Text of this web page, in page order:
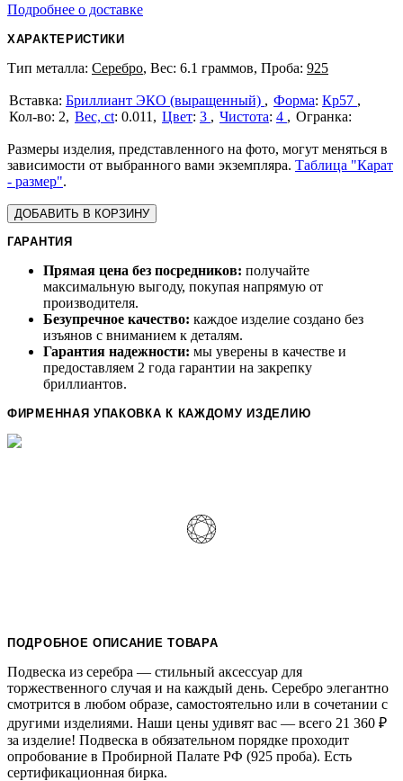
Подробнее о доставке
ХАРАКТЕРИСТИКИ
Тип металла: Серебро, Вес: 6.1 граммов, Проба: 925
Бриллиант ЭКО (выращенный) Форма: Кр57
2
Вес, ct: 0.011 Цвет: 3 Чистота: 4
Размеры изделия, представленного на фото, могут меняться в
зависимости от выбранного вами экземпляра. Таблица "Карат
- размер".
ДОБАВИТЬ В КОРЗИНУ
ГАРАНТИЯ
Прямая цена без посредников: получайте
максимальную выгоду, покупая напрямую от
производителя.
Безупречное качество: каждое изделие создано без
изъянов с вниманием к деталям.
Гарантия надежности: мы уверены в качестве и
предоставляем 2 года гарантии на закрепку
бриллиантов.
ФИРМЕННАЯ УПАКОВКА К КАЖДОМУ ИЗДЕЛИЮ
ПОДРОБНОЕ ОПИСАНИЕ ТОВАРА
Подвеска из серебра — стильный аксессуар для
торжественного случая и на каждый день. Серебро элегантно
смотрится в любом образе, самостоятельно или в сочетании с
другими изделиями. Наши цены удивят вас — всего 21 360 ₽
за изделие! Подвеска в обязательном порядке проходит
опробование в Пробирной Палате РФ (925 проба). Есть
сертификационная бирка.